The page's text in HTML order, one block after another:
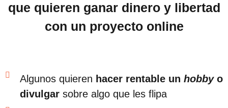
que quieren ganar dinero y libertad
con un proyecto online
Algunos quieren hacer rentable un hobby o
divulgar sobre algo que les flipa